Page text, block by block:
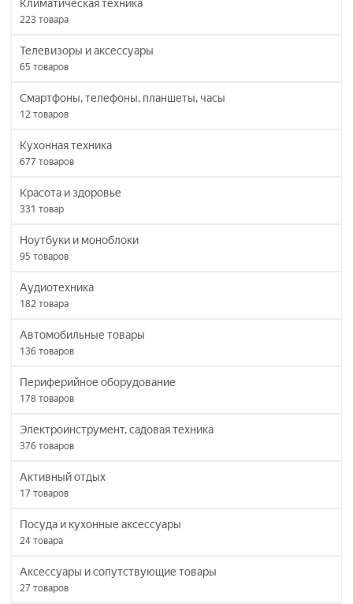
Климатическая техника
223 товара
Телевизоры и аксессуары
65 товаров
Смартфоны, телефоны, планшеты, часы
12 товаров
Кухонная техника
677 товаров
Красота и здоровье
331 товар
Ноутбуки и моноблоки
95 товаров
Аудиотехника
182 товара
Автомобильные товары
136 товаров
Периферийное оборудование
178 товаров
Электроинструмент, садовая техника
376 товаров
Активный отдых
17 товаров
Посуда и кухонные аксессуары
24 товара
Аксессуары и сопутствующие товары
27 товаров